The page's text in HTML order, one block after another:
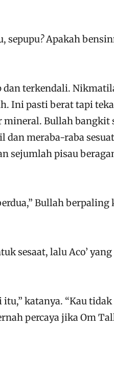
sepupu?Apakah
dan terkendali.
Ini pasti berat tapi
mineral. Bullah bangkit
meraba-raba
sejumlah pisau
Bullah berpaling
sesaat, lalu Aco’
itu,” katanya. “Kau
percaya jika Om